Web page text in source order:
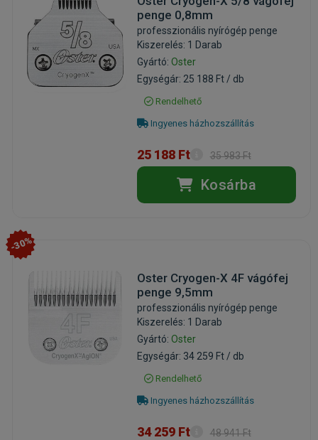
penge 0,8mm
professzionális nyírógép penge
Kiszerelés: 1 Darab
Gyártó: Oster
Egységár: 25 188 Ft / db
Rendelhető
Ingyenes házhozszállítás
25 188 Ft 35 983 Ft
Kosárba
-30%
Oster Cryogen-X 4F vágófej
penge 9,5mm
professzionális nyírógép penge
Kiszerelés: 1 Darab
Gyártó: Oster
Egységár: 34 259 Ft / db
Rendelhető
Ingyenes házhozszállítás
34 259 Ft 48 941 Ft